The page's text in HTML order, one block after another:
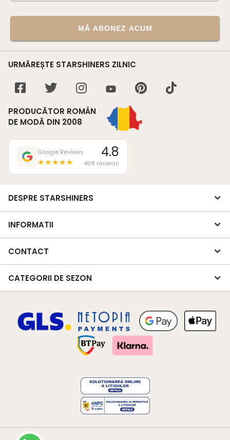
MĂ ABONEZ ACUM
URMĂREȘTE STARSHINERS ZILNIC
PRODUCĂTOR ROMÂN
DE MODĂ DIN 2008
Google Reviews
★★★★★
4.8
408 recenzii
DESPRE STARSHINERS
INFORMATII
CONTACT
CATEGORII DE SEZON